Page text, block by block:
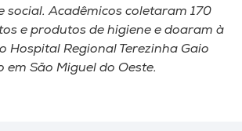
social. Acadêmicos coletaram 170
e produtos de higiene e doaram à
Hospital Regional Terezinha Gaio
em São Miguel do Oeste.